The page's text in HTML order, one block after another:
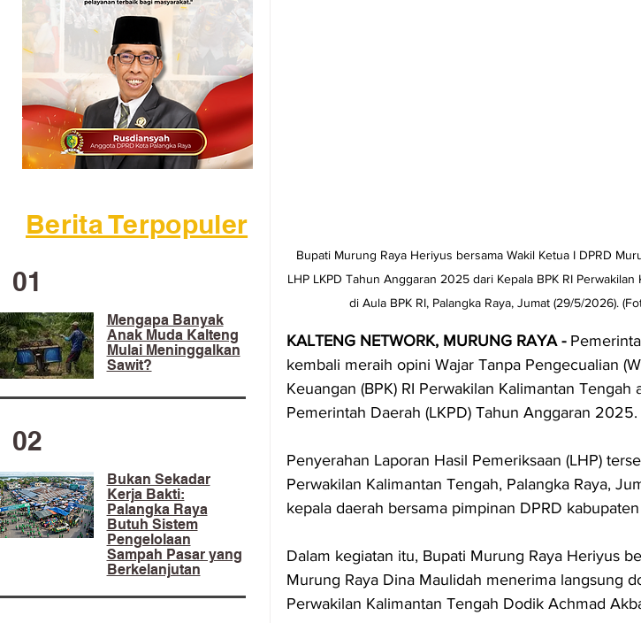
Berita Terpopuler
01
Mengapa Banyak
Anak Muda Kalteng
Mulai Meninggalkan
Sawit?
02
​Bukan Sekadar
Kerja Bakti:
Palangka Raya
Butuh Sistem
Pengelolaan
Sampah Pasar yang
Berkelanjutan
Bupati Murung Raya Heriyus bersama Wakil Ketua I DPRD
LHP LKPD Tahun Anggaran 2025 dari Kepala BPK RI
di Aula BPK RI, Palangka Raya, Jumat (29/5/2026).
KALTENG NETWORK, MURUNG RAYA -
kembali meraih opini Wajar Tanpa Pengecualian
Keuangan (BPK) RI Perwakilan Kalimantan Tengah
Pemerintah Daerah (LKPD) Tahun Anggaran 2025.
Penyerahan Laporan Hasil Pemeriksaan (LHP)
Perwakilan Kalimantan Tengah, Palangka Raya,
kepala daerah bersama pimpinan DPRD
Dalam kegiatan itu, Bupati Murung Raya Heriyus
Murung Raya Dina Maulidah menerima langsung
Perwakilan Kalimantan Tengah Dodik Achmad